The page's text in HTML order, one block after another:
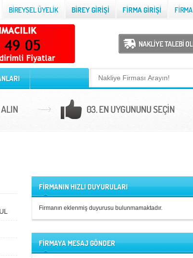
FİRMANIN HIZLI DUYURULARI
Firmanın eklenmiş duyurusu bulunmamaktadır.
FİRMAYA MESAJ GÖNDER